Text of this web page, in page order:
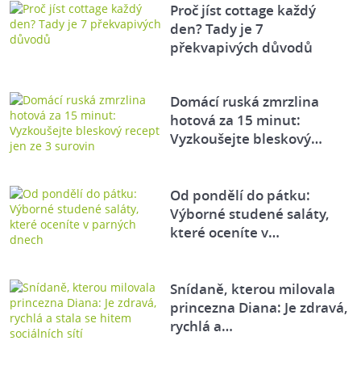
Proč jíst cottage každý
den? Tady je 7
překvapivých důvodů
Domácí ruská zmrzlina
hotová za 15 minut:
Vyzkoušejte bleskový…
Od pondělí do pátku:
Výborné studené saláty,
které oceníte v…
Snídaně, kterou milovala
princezna Diana: Je zdravá,
rychlá a…